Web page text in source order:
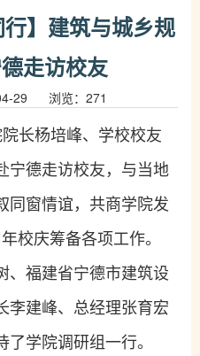
行】建筑与城乡规
走访校友
29 浏览： 271
长杨培峰、学校校友
宁德走访校友，与当地
同窗情谊，共商学院发
校庆筹备各项工作。
、福建省宁德市建筑设
李建峰、总经理张育宏
学院调研组一行。